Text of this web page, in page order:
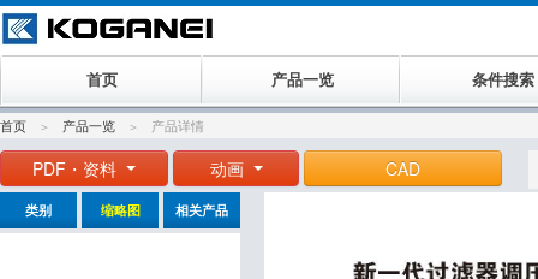
首页 产品一览 条件搜索
首页 产品一览 产品详情
PDF・资料 动画 CAD
类别 缩略图 相关产品